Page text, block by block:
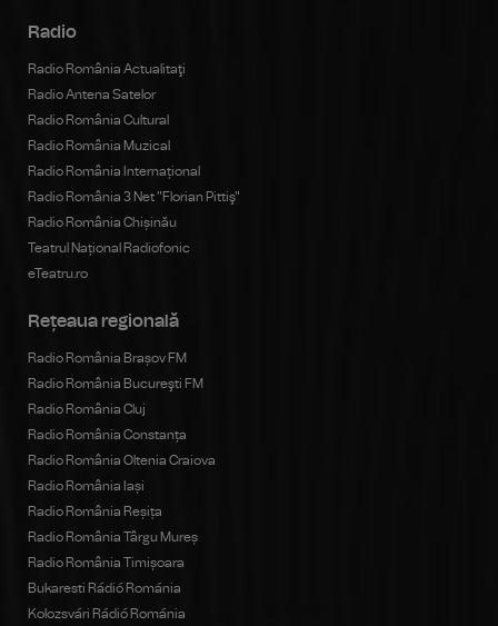
Radio
Radio România Actualitaţi
Radio Antena Satelor
Radio România Cultural
Radio România Muzical
Radio România Internațional
Radio România 3 Net "Florian Pittiş"
Radio România Chișinău
Teatrul Național Radiofonic
eTeatru.ro
Rețeaua regională
Radio România Brașov FM
Radio România Bucureşti FM
Radio România Cluj
Radio România Constanța
Radio România Oltenia Craiova
Radio România Iași
Radio România Reșița
Radio România Târgu Mureș
Radio România Timișoara
Bukaresti Rádió Románia
Kolozsvári Rádió Románia